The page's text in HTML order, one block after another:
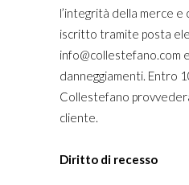
l’integrità della merce e
iscritto tramite posta
info@collestefano.com
danneggiamenti. Entro
Collestefano
cliente.
Diritto di recesso